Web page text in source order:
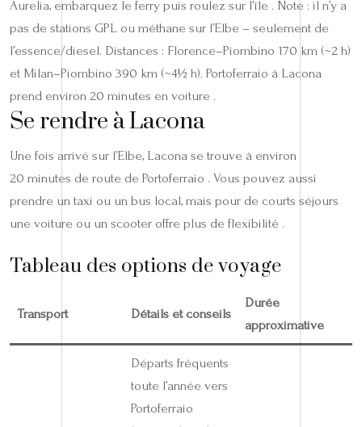
Aurelia, embarquez le ferry puis roulez sur l’île . Note : il n’y a
pas de stations GPL ou méthane sur l’Elbe – seulement de
l’essence/diesel. Distances : Florence–Piombino 170 km (~2 h)
et Milan–Piombino 390 km (~4½ h). Portoferraio à Lacona
prend environ 20 minutes en voiture .
Se rendre à Lacona
Une fois arrivé sur l’Elbe, Lacona se trouve à environ
20 minutes de route de Portoferraio . Vous pouvez aussi
prendre un taxi ou un bus local, mais pour de courts séjours
une voiture ou un scooter offre plus de flexibilité .
Tableau des options de voyage
Transport Détails et conseils
Durée
approximative
Départs fréquents
toute l’année vers
Portoferraio